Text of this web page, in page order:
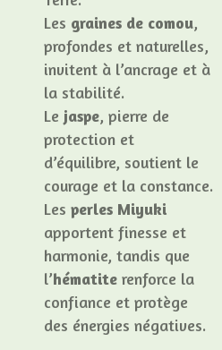
Les graines de comou,
profondes et naturelles,
invitent à l’ancrage et à
la stabilité.
Le jaspe, pierre de
protection et
d’équilibre, soutient le
courage et la constance.
Les perles Miyuki
apportent finesse et
harmonie, tandis que
l’hématite renforce la
confiance et protège
des énergies négatives.